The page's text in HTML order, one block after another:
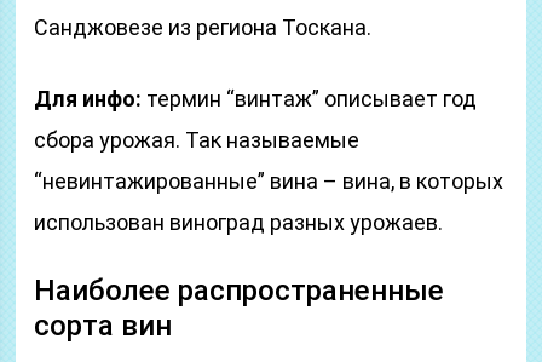
Санджовезе из региона Тоскана.
Для инфо: термин “винтаж” описывает год
сбора урожая. Так называемые
“невинтажированные” вина – вина, в которых
использован виноград разных урожаев.
Наиболее распространенные
сорта вин